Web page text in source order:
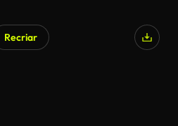
Recriar